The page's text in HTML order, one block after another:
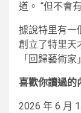
道。 “但不會
據說特里有一
創立了特里天
「回歸藝術家
喜歡你讀過的
2026 年 6 月